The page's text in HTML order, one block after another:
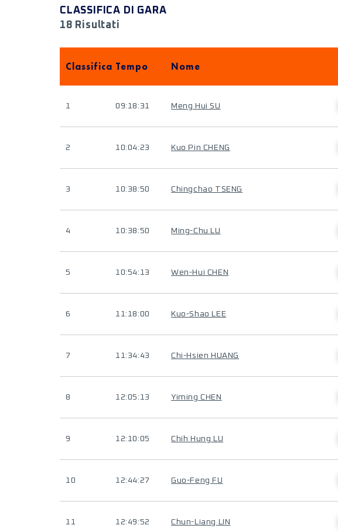
CLASSIFICA DI GARA
18 Risultati
Classifica Tempo Nome
1 09:18:31 Meng Hui SU
2 10:04:23 Kuo Pin CHENG
3 10:38:50 Chingchao TSENG
4 10:38:50 Ming-Chu LU
5 10:54:13 Wen-Hui CHEN
6 11:18:00 Kuo-Shao LEE
7 11:34:43 Chi-Hsien HUANG
8 12:05:13 Yiming CHEN
9 12:10:05 Chih Hung LU
10 12:44:27 Guo-Feng FU
11 12:49:52 Chun-Liang LIN